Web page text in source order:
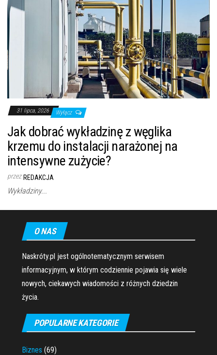
31 lipca, 2026 Wyłącz
Jak dobrać wykładzinę z węglika
krzemu do instalacji narażonej na
intensywne zużycie?
przez REDAKCJA
Wykładziny...
O NAS
Naskróty.pl jest ogólnotematycznym serwisem
informacyjnym, w którym codziennie pojawia się wiele
nowych, ciekawych wiadomości z różnych dziedzin
życia.
POPULARNE KATEGORIE
Biznes (69)